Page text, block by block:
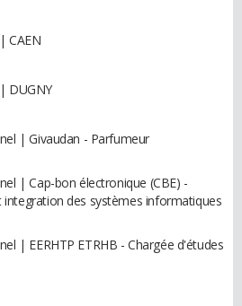
CAEN
DUGNY
| Givaudan - Parfumeur
| Cap-bon électronique (CBE) -
des systèmes informatiques
| EERHTP ETRHB - Chargée d'études